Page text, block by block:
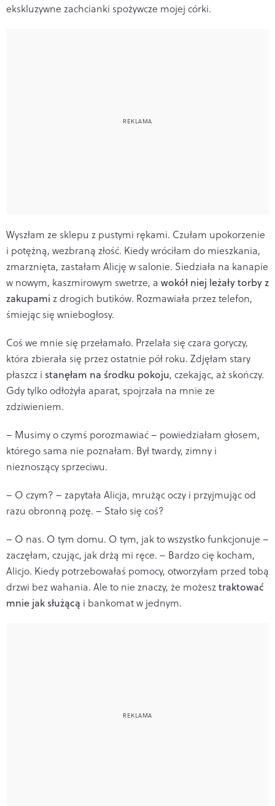
ekskluzywne zachcianki spożywcze mojej córki.
Wyszłam ze sklepu z pustymi rękami. Czułam upokorzenie
i potężną, wezbraną złość. Kiedy wróciłam do mieszkania,
zmarznięta, zastałam Alicję w salonie. Siedziała na kanapie
w nowym, kaszmirowym swetrze, a wokół niej leżały torby z
zakupami z drogich butików. Rozmawiała przez telefon,
śmiejąc się wniebogłosy.
Coś we mnie się przełamało. Przelała się czara goryczy,
która zbierała się przez ostatnie pół roku. Zdjęłam stary
płaszcz i stanęłam na środku pokoju, czekając, aż skończy.
Gdy tylko odłożyła aparat, spojrzała na mnie ze
zdziwieniem.
– Musimy o czymś porozmawiać – powiedziałam głosem,
którego sama nie poznałam. Był twardy, zimny i
nieznoszący sprzeciwu.
– O czym? – zapytała Alicja, mrużąc oczy i przyjmując od
razu obronną pozę. – Stało się coś?
– O nas. O tym domu. O tym, jak to wszystko funkcjonuje –
zaczęłam, czując, jak drżą mi ręce. – Bardzo cię kocham,
Alicjo. Kiedy potrzebowałaś pomocy, otworzyłam przed tobą
drzwi bez wahania. Ale to nie znaczy, że możesztraktować
mnie jak służącą i bankomat w jednym.